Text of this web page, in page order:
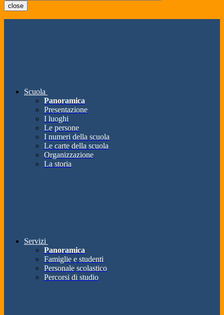
close
Scuola
Panoramica
Presentazione
I luoghi
Le persone
I numeri della scuola
Le carte della scuola
Organizzazione
La storia
Servizi
Panoramica
Famiglie e studenti
Personale scolastico
Percorsi di studio